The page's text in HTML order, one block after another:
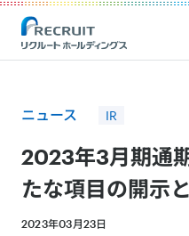
Recruit Holdings
ニュース IR
2023年3月期通
たな項目の開示
2023年03月23日